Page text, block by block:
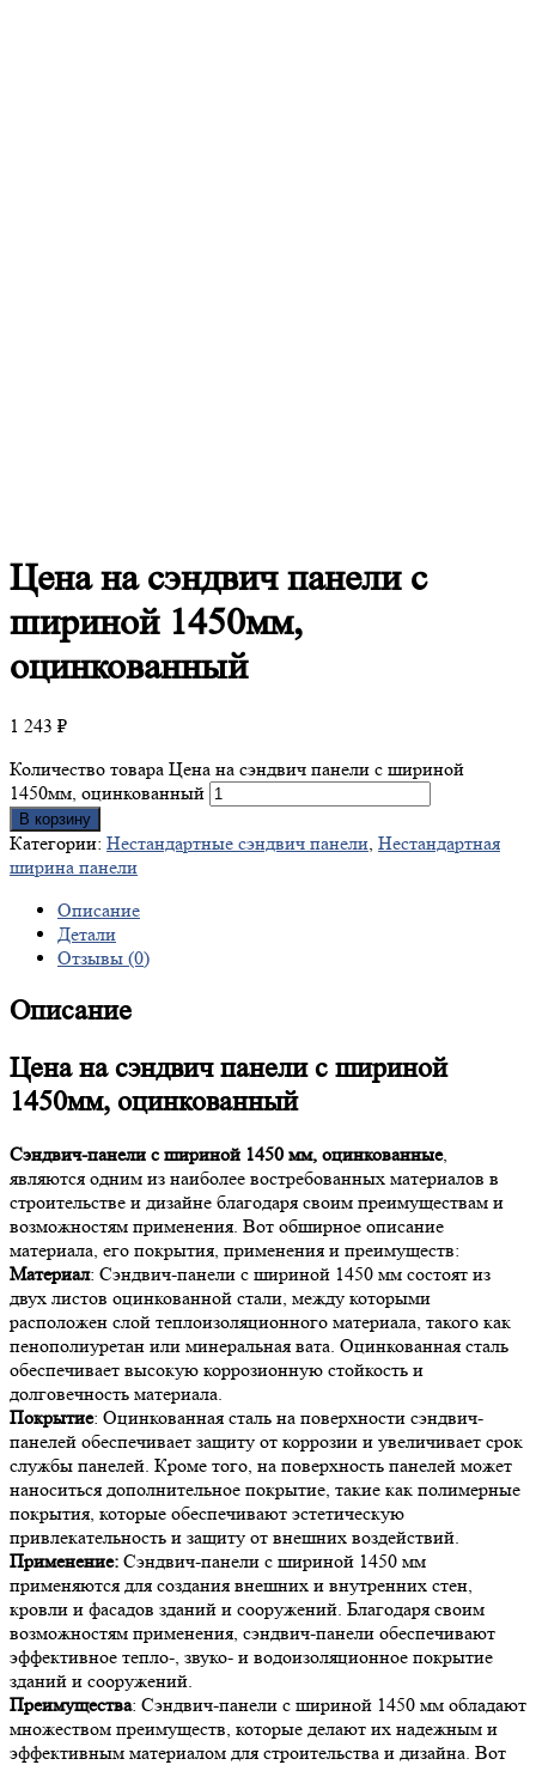
Ценана сэндвич панели с
шириной 1450мм,
оцинкованный
1 243 ₽
Количество товара Цена на сэндвич панели с шириной
1450мм, оцинкованный
В корзину
Категории: Нестандартные сэндвич панели, Нестандартная
ширина панели
Описание
Детали
Отзывы (0)
Описание
Цена на сэндвич панели с шириной
1450мм, оцинкованный
Сэндвич-панели с шириной 1450 мм, оцинкованные,
являются одним из наиболее востребованных материалов в
строительстве и дизайне благодаря своим преимуществам и
возможностям применения. Вот обширное описание
материала, его покрытия, применения и преимуществ:
Материал: Сэндвич-панели с шириной 1450 мм состоят из
двух листов оцинкованной стали, между которыми
расположен слой теплоизоляционного материала, такого как
пенополиуретан или минеральная вата. Оцинкованная сталь
обеспечивает высокую коррозионную стойкость и
долговечность материала.
Покрытие: Оцинкованная сталь на поверхности сэндвич-
панелей обеспечивает защиту от коррозии и увеличивает срок
службы панелей. Кроме того, на поверхность панелей может
наноситься дополнительное покрытие, такие как полимерные
покрытия, которые обеспечивают эстетическую
привлекательность и защиту от внешних воздействий.
Применение: Сэндвич-панели с шириной 1450 мм
применяются для создания внешних и внутренних стен,
кровли и фасадов зданий и сооружений. Благодаря своим
возможностям применения, сэндвич-панели обеспечивают
эффективное тепло-, звуко- и водоизоляционное покрытие
зданий и сооружений.
Преимущества: Сэндвич-панели с шириной 1450 мм обладают
множеством преимуществ, которые делают их надежным и
эффективным материалом для строительства и дизайна. Вот